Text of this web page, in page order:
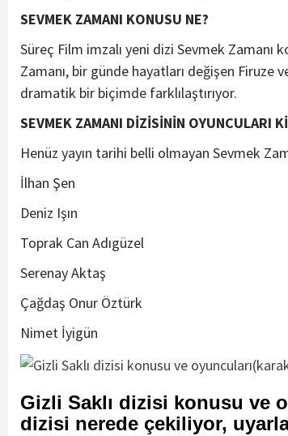
SEVMEK ZAMANI KONUSU NE?
Süreç Film imzalı yeni dizi Sevmek Zamanı
Zamanı, bir günde hayatları değişen Firuze
dramatik bir biçimde farklılaştırıyor.
SEVMEK ZAMANI DİZİSİNİN OYUNCULARI
Henüz yayın tarihi belli olmayan Sevmek
İlhan Şen
Deniz Işın
Toprak Can Adıgüzel
Serenay Aktaş
Çağdaş Onur Öztürk
Nimet İyigün
Gizli Saklı dizisi konusu ve
dizisi nerede çekiliyor,